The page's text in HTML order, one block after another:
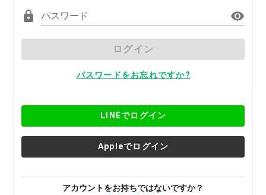
パスワード
ログイン
パスワードをお忘れですか?
LINEでログイン
Appleでログイン
アカウントをお持ちではないですか？